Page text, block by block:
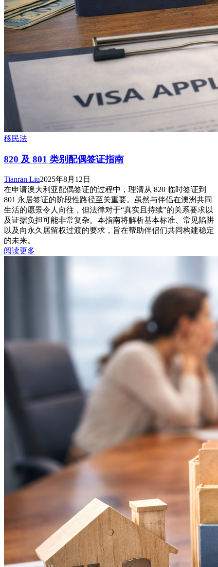
移民法
820 及 801 类别配偶签证指南
Tianran Liu2025年8月12日
在申请澳大利亚配偶签证的过程中，理清从 820 临时签证到
801 永居签证的阶段性路径至关重要。虽然与伴侣在澳洲共同
生活的愿景令人向往，但法律对于“真实且持续”的关系要求以
及证据负担可能非常复杂。本指南将解析基本标准、常见陷阱
以及向永久居留权过渡的要求，旨在帮助伴侣们共同构建稳定
的未来。
阅读更多